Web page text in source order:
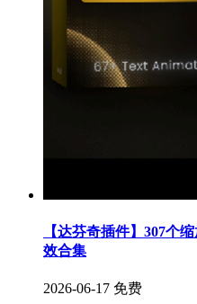
【达芬奇插件】307个
效合集
2026-06-17 免费